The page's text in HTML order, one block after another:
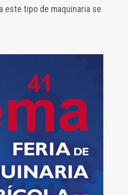
este tipo de maquinaria se